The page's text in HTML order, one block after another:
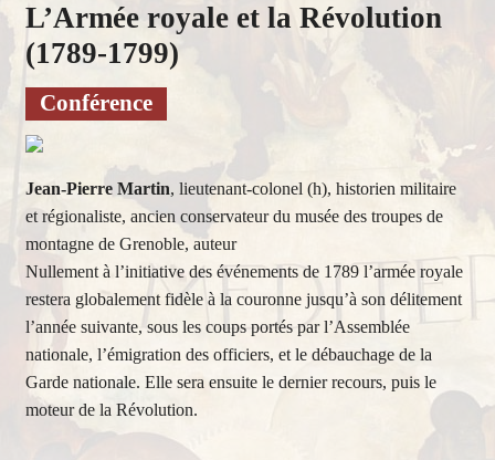
VIDÉOS
PHOTOS
HORS PROGRAMME
À PROPOS
CONTACT
L’Armée royale et la Révolution
(1789-1799)
Conférence
Jean-Pierre Martin, lieutenant-colonel (h), historien militaire
et régionaliste, ancien conservateur du musée des troupes de
montagne de Grenoble, auteur
Nullement à l’initiative des événements de 1789 l’armée royale
restera globalement fidèle à la couronne jusqu’à son délitement
l’année suivante, sous les coups portés par l’Assemblée
nationale, l’émigration des officiers, et le débauchage de la
Garde nationale. Elle sera ensuite le dernier recours, puis le
moteur de la Révolution.